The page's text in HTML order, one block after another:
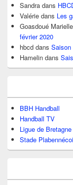
Sandra dans
Valérie dans Les
Goasdoué Marielle
février 2020
hbcd dans Saison
Hamelin dans
BBH Handball
Handball TV
Ligue de Bretagne
Stade